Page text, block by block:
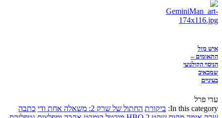
איש מזל
התאומים –
הניסוי הקולנועי
שמכאיב
בעיניים
עדי פרל
In this category: ביקורת החתול של שרק 2: משאלה אחת ודי
כתבה